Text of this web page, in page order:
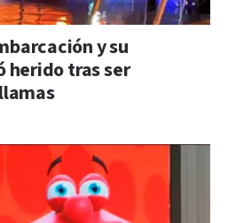
y su
herido tras ser